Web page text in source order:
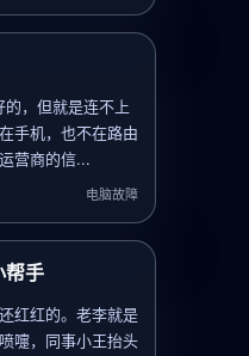
，但就是连不上
手机，也不在路由
营商的信...
电脑故障
帮手
红红的。老李就是
嚏，同事小王抬头